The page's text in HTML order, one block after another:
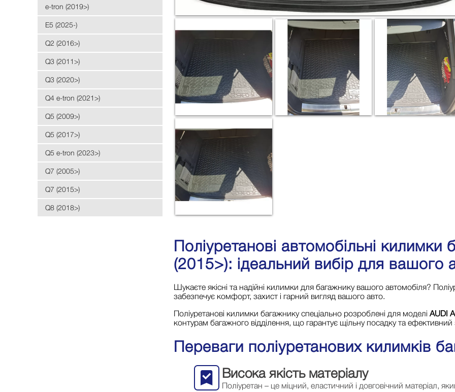
e-tron (2019>)
E5 (2025-)
Q2 (2016>)
Q3 (2011>)
Q3 (2020>)
Q4 e-tron (2021>)
Q5 (2009>)
Q5 (2017>)
Q5 e-tron (2023>)
Q7 (2005>)
Q7 (2015>)
Q8 (2018>)
Поліуретанові автомобільні
(2015>): ідеальний вибір для вашого
Шукаєте якісні та надійні килимки для багажнику вашого автомобіля?
забезпечує комфорт, захист і гарний вигляд вашого авто.
Поліуретанові килимки багажнику спеціально розроблені для моделі AUDI
контурам багажного відділення, що гарантує щільну посадку та ефективний
Переваги поліуретанових килимків
Висока якість матеріалу
Поліуретан – це міцний, еластичний і довговічний матеріал,